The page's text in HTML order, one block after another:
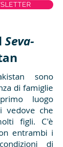
Seva-
sono
di famiglie
luogo
vedove che
figli. C'è
entrambi i
di